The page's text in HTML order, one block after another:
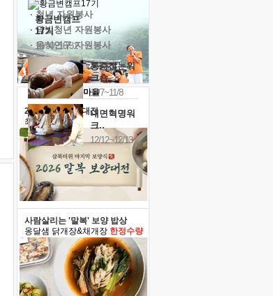
황금변캠프
17기
10/30~10/31
통증잡는워
크숍
11/7~11/8
내면혁명워
크..
12/12~12/13
· 청년 자원봉사
· 금빛청년 자원봉사
· 음식연구 자원봉사
2026 말복 보양대전
최대74%할인
사람살리는 '말복' 보양 밥상
옹달샘 닭개장&채개장 한정수량